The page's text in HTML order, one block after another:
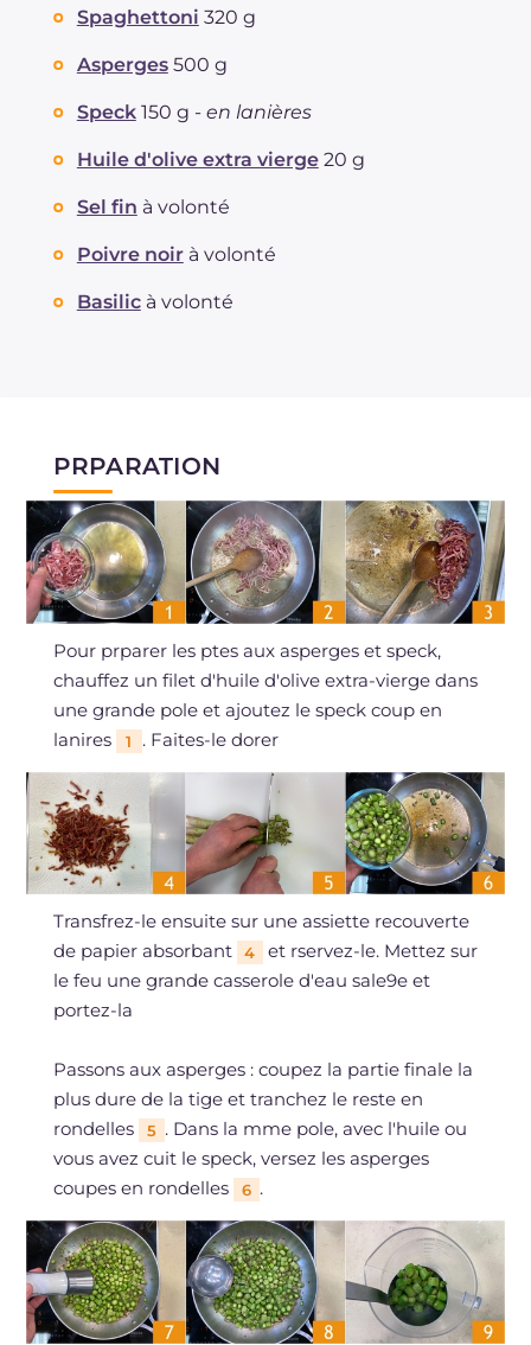
Spaghettoni 320 g
Asperges 500 g
Speck 150 g - en lanières
Huile d'olive extra vierge 20 g
Sel fin à volonté
Poivre noir à volonté
Basilic à volonté
PRPARATION
Pour prparer les ptes aux asperges et speck,
chauffez un filet d'huile d'olive extra-vierge dans
une grande pole et ajoutez le speck coup en
lanires
1 . Faites-le dorer
Transfrez-le ensuite sur une assiette recouverte
de papier absorbant
4
et rservez-le. Mettez sur
le feu une grande casserole d'eau sale9e et
portez-la
Passons aux asperges : coupez la partie finale la
plus dure de la tige et tranchez le reste en
rondelles
5 . Dans la mme pole, avec l'huile ou
vous avez cuit le speck, versez les asperges
coupes en rondelles
6 .